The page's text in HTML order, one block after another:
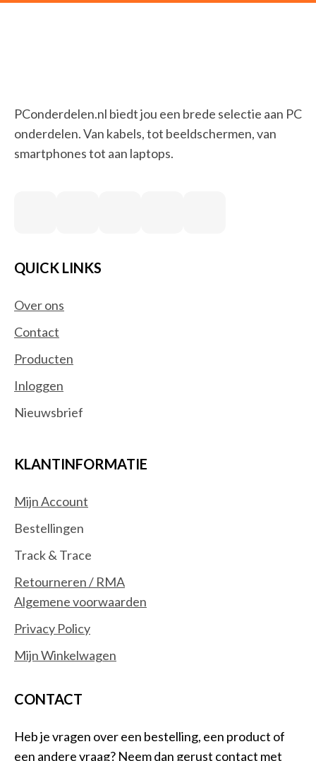
PConderdelen.nl biedt jou een brede selectie aan PC
onderdelen. Van kabels, tot beeldschermen, van
smartphones tot aan laptops.
QUICK LINKS
Over ons
Contact
Producten
Inloggen
Nieuwsbrief
KLANTINFORMATIE
Mijn Account
Bestellingen
Track & Trace
Retourneren / RMA
Algemene voorwaarden
Privacy Policy
Mijn Winkelwagen
CONTACT
Heb je vragen over een bestelling, een product of
een andere vraag? Neem dan gerust contact met